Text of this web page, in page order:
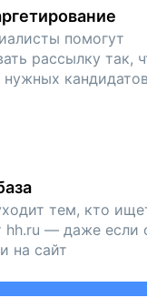
помогут
рассылку так,
нужных кандидатов
тем, кто
hh.ru — даже если
на сайт